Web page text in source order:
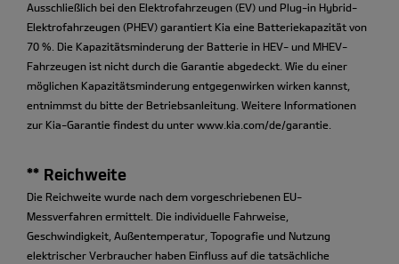
Ausschließlich bei den Elektrofahrzeugen (EV) und Plug-in Hybrid-
Elektrofahrzeugen (PHEV) garantiert Kia eine Batteriekapazität von
70 %. Die Kapazitätsminderung der Batterie in HEV- und MHEV-
Fahrzeugen ist nicht durch die Garantie abgedeckt. Wie du einer
möglichen Kapazitätsminderung entgegenwirken wirken kannst,
entnimmst du bitte der Betriebsanleitung. Weitere Informationen
zur Kia-Garantie findest du unter www.kia.com/de/garantie.
** Reichweite
Die Reichweite wurde nach dem vorgeschriebenen EU-
Messverfahren ermittelt. Die individuelle Fahrweise,
Geschwindigkeit, Außentemperatur, Topografie und Nutzung
elektrischer Verbraucher haben Einfluss auf die tatsächliche